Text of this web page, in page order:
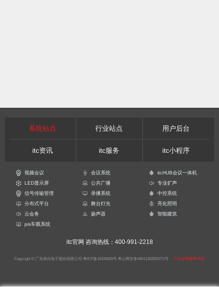
系统站点 行业站点 用户后台
itc资讯 itc服务 itc小程序
视频会议 会议系统
itcHUB会议一体机
LED显示屏
公共广播
专业扩声
信号传输管理
录播系统
中控系统
分布式平台
舞台灯光
亮化照明
云会务
扬声器
智能建筑
pis车载系统
itc官网 咨询热线：400-991-2218
Copyright © 广东保伦电子股份有限公司 粤ICP备16106620号 粤公网安备44011302004771号 产品参数解释声明